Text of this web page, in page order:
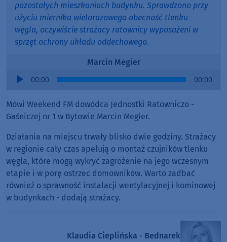
pozostałych mieszkaniach budynku. Sprawdzono przy
użyciu miernika wielorazowego obecność tlenku
węgla, oczywiście strażacy ratownicy wyposażeni w
sprzęt ochrony układu oddechowego.
Marcin Megier
Audio
00:00 00:00
Mówi Weekend FM dowódca Jednostki Ratowniczo -
Gaśniczej nr 1 w Bytowie Marcin Megier.
Działania na miejscu trwały blisko dwie godziny. Strażacy
w regionie cały czas apelują o montaż czujników tlenku
węgla, które mogą wykryć zagrożenie na jego wczesnym
etapie i w porę ostrzec domowników. Warto zadbać
również o sprawność instalacji wentylacyjnej i kominowej
w budynkach - dodają strażacy.
Klaudia Cieplińska - Bednarek